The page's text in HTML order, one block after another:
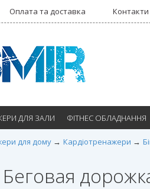
Оплата та доставка Контакти
ДЛЯ ЗАЛИ ФІТНЕС ОБЛАДНАННЯ
для дому Кардіотренажери
Беговая